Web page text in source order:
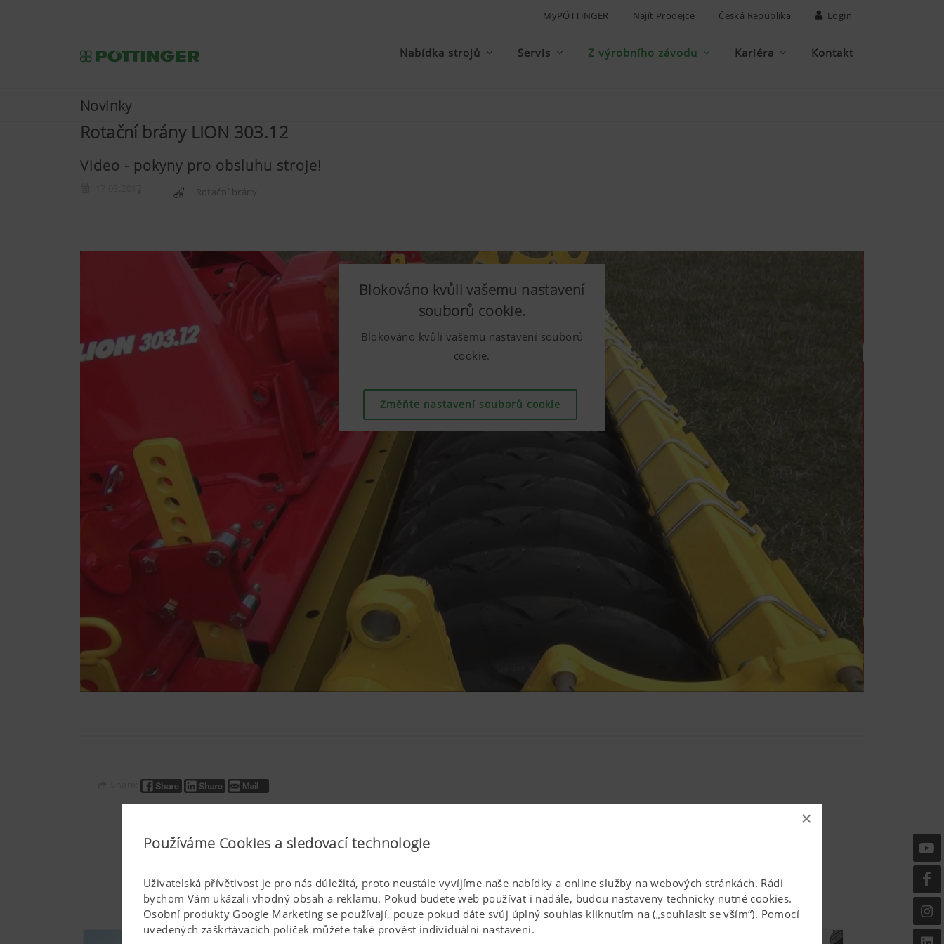
×
Používáme Cookies a sledovací technologie
Uživatelská přívětivost je pro nás důležitá, proto neustále vyvíjíme naše nabídky a online služby na webových stránkách. Rádi
bychom Vám ukázali vhodný obsah a reklamu. Pokud budete web používat i nadále, budou nastaveny technicky nutné cookies.
Osobní produkty Google Marketing se používají, pouze pokud dáte svůj úplný souhlas kliknutím na („souhlasit se vším“). Pomocí
uvedených zaškrtávacích políček můžete také provést individuální nastavení.
MyPÖTTINGER Najít Prodejce Česká Republika Login
Nabídka strojů Servis Z výrobního závodu Kariéra Kontakt
Novinky
Rotační brány LION 303.12
Video - pokyny pro obsluhu stroje!
Rotační brány
Blokováno kvůli vašemu nastavení
souborů cookie.
Blokováno kvůli vašemu nastavení souborů
cookie.
Změňte nastavení souborů cookie